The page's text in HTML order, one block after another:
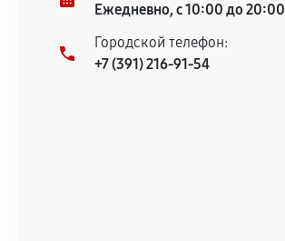
Ежедневно, с 10:00 до 20:00
Городской телефон:
+7 (391) 216-91-54